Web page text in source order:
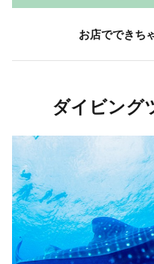
お店でできち
ダイビング